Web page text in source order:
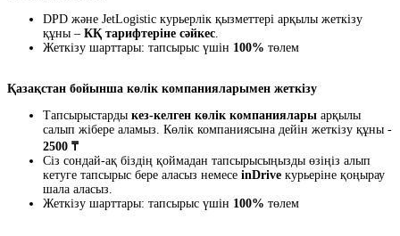
DPD және JetLogistic курьерлік қызметтері арқылы жеткізу
құны – КҚ тарифтеріне сәйкес
Жеткізу шарттары: тапсырыс үшін 100% төлем
Қазақстан бойынша көлік компанияларымен жеткізу
Тапсырыстарды кез-келген көлік компаниялары арқылы
салып жібере аламыз. Көлік компаниясына дейін жеткізу құны -
2500 ₸
Сіз сондай-ақ біздің қоймадан тапсырысыңызды өзіңіз алып
кетуге тапсырыс бере аласыз немесе inDrive курьеріне қоңырау
шала аласыз.
Жеткізу шарттары: тапсырыс үшін 100% төлем